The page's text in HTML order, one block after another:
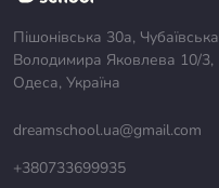
Пішонівська 30а,
Володимира Яковлева 10/3,
Одеса, Україна
dreamschool.ua@gmail.com
+380733699935